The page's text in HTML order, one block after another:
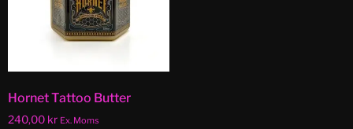
Hornet Tattoo Butter
240,00 kr Ex. Moms